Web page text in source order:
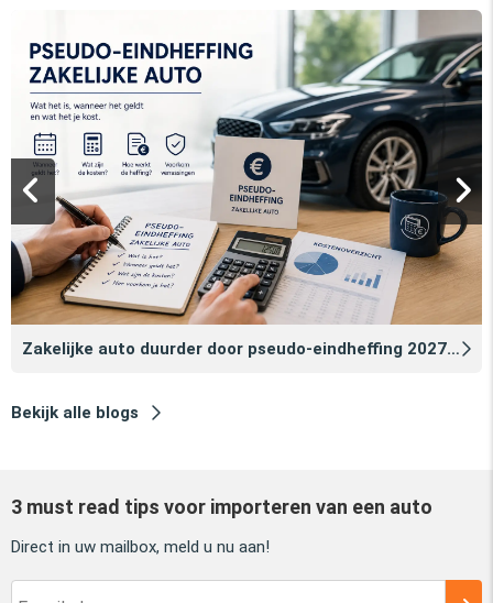
Zakelijke auto duurder door pseudo‑eindheffing 2027: zo voorkomt u dat
Bekijk alle blogs
3 must read tips voor importeren van een auto
Direct in uw mailbox, meld u nu aan!